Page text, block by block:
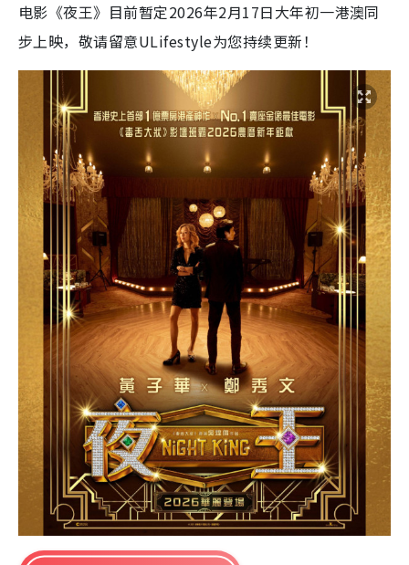
电影《夜王》目前暂定2026年2月17日大年初一港澳同
步上映，敬请留意ULifestyle为您持续更新！